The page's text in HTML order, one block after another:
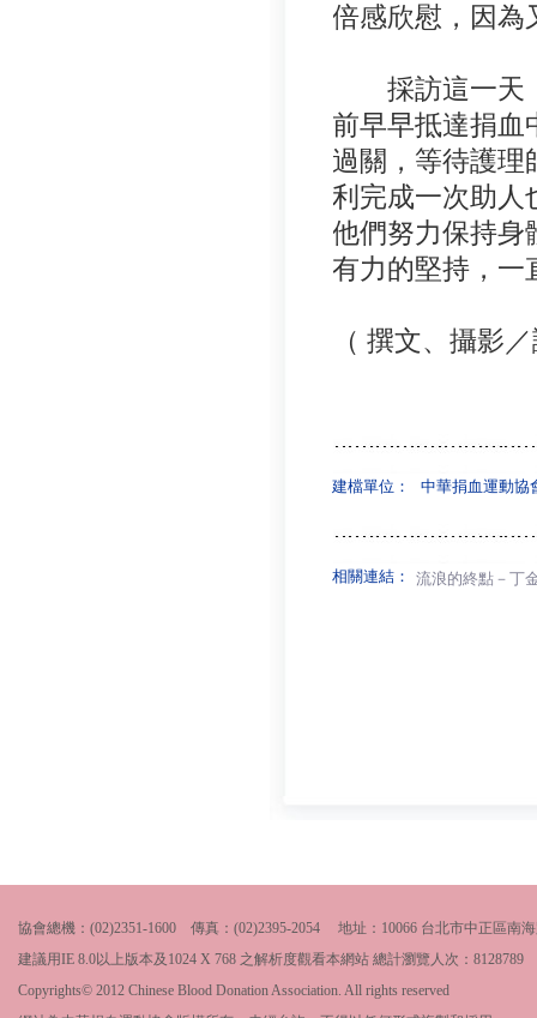
倍感欣慰，因為
採訪這一天，
前早早抵達捐血
過關，等待護理
利完成一次助人
他們努力保持身
有力的堅持，一
（ 撰文、攝影
建檔單位： 中華捐血運動協
相關連結： 流浪的終點－丁
協會總機：(02)2351-1600 傳真：(02)2395-2054 地址：10066 台北市中正區南
建議用IE 8.0以上版本及1024 X 768 之解析度觀看本網站 總計瀏覽人次： 8128789
Copyrights© 2012 Chinese Blood Donation Association. All rights reserved